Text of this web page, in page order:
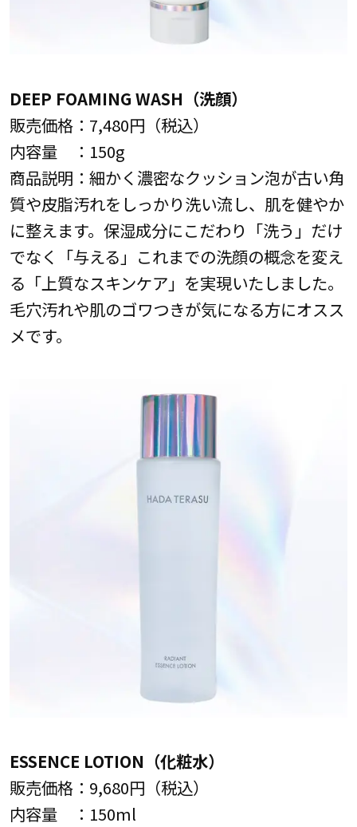
DEEP FOAMING WASH（洗顔）
販売価格：7,480円（税込）
内容量 ：150g
商品説明：細かく濃密なクッション泡が古い角
質や皮脂汚れをしっかり洗い流し、肌を健やか
に整えます。保湿成分にこだわり「洗う」だけ
でなく「与える」これまでの洗顔の概念を変え
る「上質なスキンケア」を実現いたしました。
毛穴汚れや肌のゴワつきが気になる方にオスス
メです。
ESSENCE LOTION（化粧水）
販売価格：9,680円（税込）
内容量 ：150ml